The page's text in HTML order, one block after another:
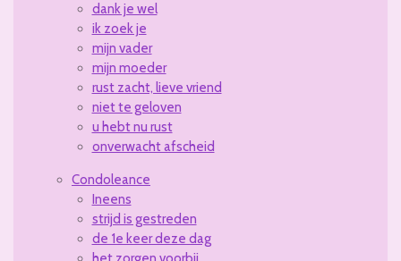
dank je wel
ik zoek je
mijn vader
mijn moeder
rust zacht, lieve vriend
niet te geloven
u hebt nu rust
onverwacht afscheid
Condoleance
Ineens
strijd is gestreden
de 1e keer deze dag